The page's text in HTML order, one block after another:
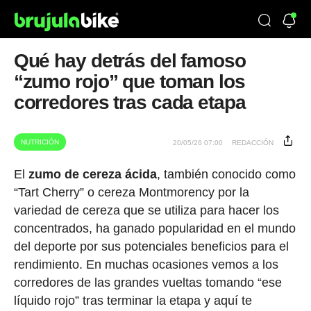
Qué hay detrás del famoso
“zumo rojo” que toman los
corredores tras cada etapa
NUTRICIÓN 20/05/26 07:00 REDACCIÓN
El zumo de cereza ácida, también conocido como
“Tart Cherry” o cereza Montmorency por la
variedad de cereza que se utiliza para hacer los
concentrados, ha ganado popularidad en el mundo
del deporte por sus potenciales beneficios para el
rendimiento. En muchas ocasiones vemos a los
corredores de las grandes vueltas tomando “ese
líquido rojo” tras terminar la etapa y aquí te